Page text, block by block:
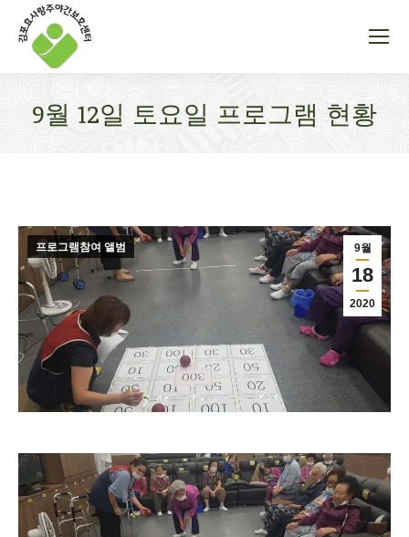
9월 12일 토요일 프로그램 현황
9월
18
2020
프로그램참여 앨범